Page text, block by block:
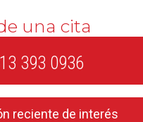
una cita
393 0936
reciente de interés